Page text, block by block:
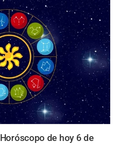
Horóscopo de hoy 6 de